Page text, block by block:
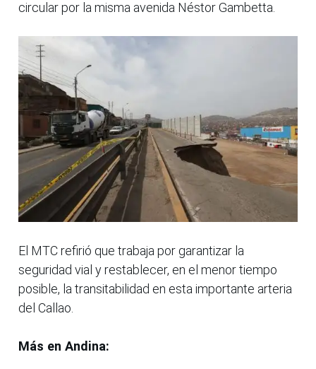
circular por la misma avenida Néstor Gambetta.
El MTC refirió que trabaja por garantizar la
seguridad vial y restablecer, en el menor tiempo
posible, la transitabilidad en esta importante arteria
del Callao.
Más en Andina: